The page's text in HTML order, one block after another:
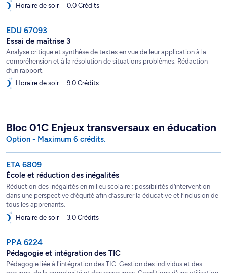
Horaire de soir
0.0 Crédits
EDU 67093
Essai de maîtrise 3
Analyse critique et synthèse de textes en vue de leur application à la
compréhension et à la résolution de situations problèmes. Rédaction
d’un rapport.
Horaire de soir
9.0 Crédits
Bloc 01C Enjeux transversaux en éducation
Option - Maximum 6 crédits.
ETA 6809
École et réduction des inégalités
Réduction des inégalités en milieu scolaire : possibilités d’intervention
dans une perspective d’équité afin d’assurer la éducative et l’inclusion de
tous les apprenants.
Horaire de soir
3.0 Crédits
PPA 6224
Pédagogie et intégration des TIC
Pédagogie liée à l'intégration des TIC. Gestion des individus et des